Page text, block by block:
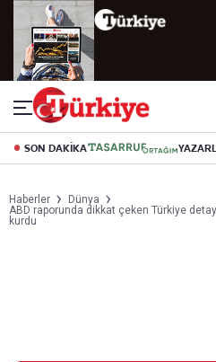
SON DAKİKA
Haberler
Dünya
ABD raporunda dikkat çeken Türkiye
kurdu